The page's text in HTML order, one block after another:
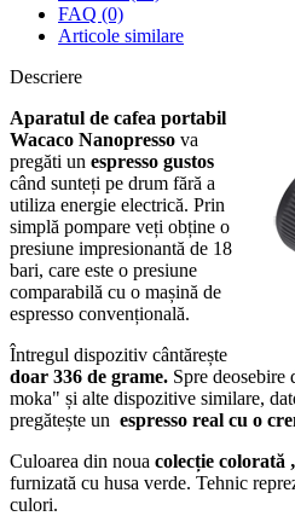
FAQ (0)
Articole similare
Descriere
Aparatul de cafea portabil
Wacaco Nanopresso va
pregăti un espresso gustos
când sunteți pe drum fără a
utiliza energie electrică. Prin
simplă pompare veți obține o
presiune impresionantă de 18
bari, care este o presiune
comparabilă cu o mașină de
espresso convențională.
Întregul dispozitiv cântărește
doar 336 de grame. Spre deosebire
moka" și alte dispozitive similare,
pregătește un espresso real cu o
Culoarea din noua colecție colorată
furnizată cu husa verde. Tehnic
culori.